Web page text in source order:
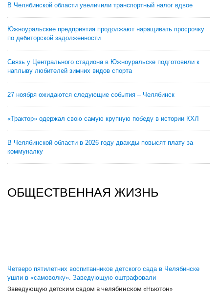
В Челябинской области увеличили транспортный налог вдвое
Южноуральские предприятия продолжают наращивать просрочку
по дебиторской задолженности
Связь у Центрального стадиона в Южноуральске подготовили к
наплыву любителей зимних видов спорта
27 ноября ожидаются следующие события – Челябинск
«Трактор» одержал свою самую крупную победу в истории КХЛ
В Челябинской области в 2026 году дважды повысят плату за
коммуналку
ОБЩЕСТВЕННАЯ ЖИЗНЬ
Четверо пятилетних воспитанников детского сада в Челябинске
ушли в «самоволку». Заведующую оштрафовали
Заведующую детским садом в челябинском «Ньютон»